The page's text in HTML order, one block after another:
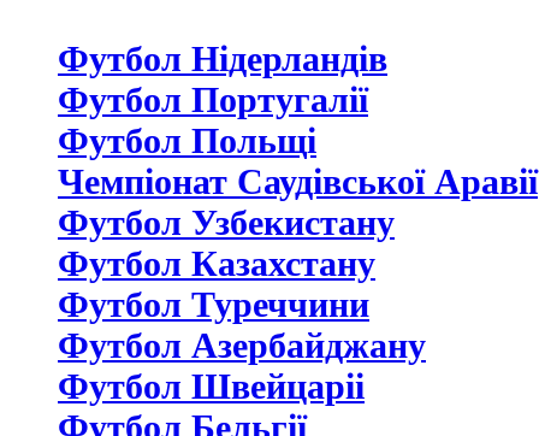
Футбол Нідерландiв
Футбол Португалії
Футбол Польщі
Чемпіонат Саудівської Аравії
Футбол Узбекистану
Футбол Казахстану
Футбол Туреччини
Футбол Азербайджану
Футбол Швейцаріі
Футбол Бельгії